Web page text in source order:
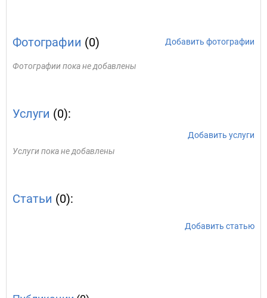
Фотографии (0) Добавить фотографии
Фотографии пока не добавлены
Услуги (0):
Добавить услуги
Услуги пока не добавлены
Статьи (0):
Добавить статью